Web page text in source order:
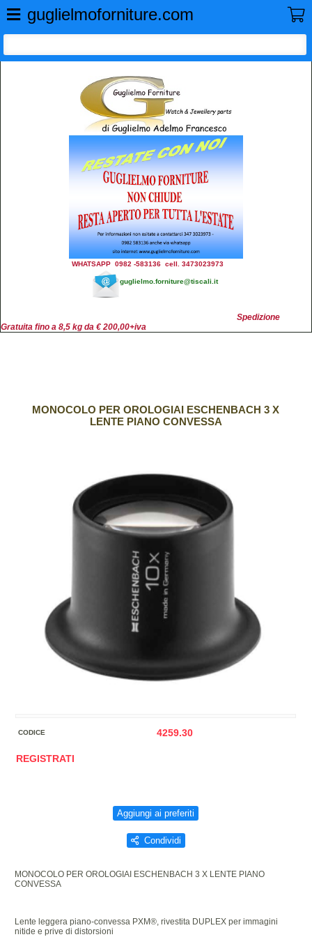
guglielmoforniture.com
GUGLIELMO FORNITURE
WHATSAPP 0982 -583136 cell. 3473023973
guglielmo.forniture@tiscali.it
Spedizione
Gratuita fino a 8,5 kg da € 200,00+iva
MONOCOLO PER OROLOGIAI ESCHENBACH 3 X
LENTE PIANO CONVESSA
CODICE 4259.30
REGISTRATI
Aggiungi ai preferiti
Condividi
MONOCOLO PER OROLOGIAI ESCHENBACH 3 X LENTE PIANO
CONVESSA
Lente leggera piano-convessa PXM®, rivestita DUPLEX per immagini
nitide e prive di distorsioni